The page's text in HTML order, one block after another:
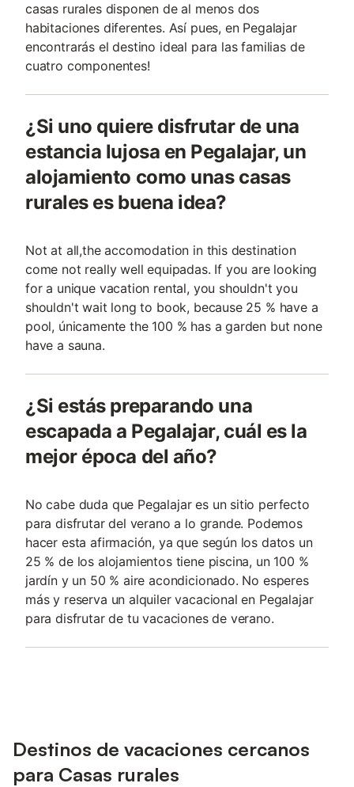
casas rurales disponen de al menos dos
habitaciones diferentes. Así pues, en Pegalajar
encontrarás el destino ideal para las familias de
cuatro componentes!
¿Si uno quiere disfrutar de una
estancia lujosa en Pegalajar, un
alojamiento como unas casas
rurales es buena idea?
Not at all,the accomodation in this destination
come not really well equipadas. If you are looking
for a unique vacation rental, you shouldn't you
shouldn't wait long to book, because 25 % have a
pool, únicamente the 100 % has a garden but none
have a sauna.
¿Si estás preparando una
escapada a Pegalajar, cuál es la
mejor época del año?
No cabe duda que Pegalajar es un sitio perfecto
para disfrutar del verano a lo grande. Podemos
hacer esta afirmación, ya que según los datos un
25 % de los alojamientos tiene piscina, un 100 %
jardín y un 50 % aire acondicionado. No esperes
más y reserva un alquiler vacacional en Pegalajar
para disfrutar de tu vacaciones de verano.
Destinos de vacaciones cercanos
para Casas rurales